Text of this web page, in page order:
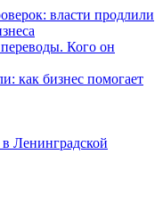
власти продлили
Кого он
как бизнес помогает
Ленинградской